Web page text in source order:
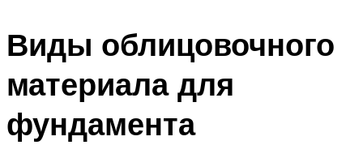
Виды облицовочного
материала для
фундамента